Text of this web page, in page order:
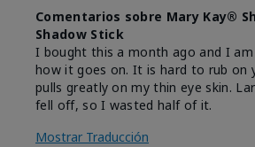
Comentarios sobre Mary Kay®
Shadow Stick
I bought this a month ago and I
how it goes on. It is hard to rub on
pulls greatly on my thin eye skin.
fell off, so I wasted half of it.
Mostrar Traducción